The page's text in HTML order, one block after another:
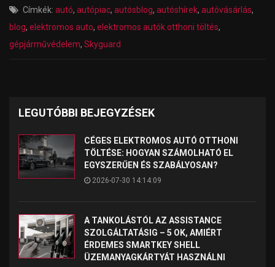
Címkék: autó, autópiac, autósblog, autóshírek, autóvásárlás,
blog, elektromos auto, elektromos autók otthoni töltés,
gépjárművédelem, Skyguard
LEGUTÓBBI BEJEGYZÉSEK
CÉGES ELEKTROMOS AUTÓ OTTHONI
TÖLTÉSE: HOGYAN SZÁMOLHATÓ EL
EGYSZERŰEN ÉS SZABÁLYOSAN?
2026-07-30 14:14:09
A TANKOLÁSTÓL AZ ASSISTANCE
SZOLGÁLTATÁSIG – 5 OK, AMIÉRT
ÉRDEMES SMARTKEY SHELL
ÜZEMANYAGKÁRTYÁT HASZNÁLNI